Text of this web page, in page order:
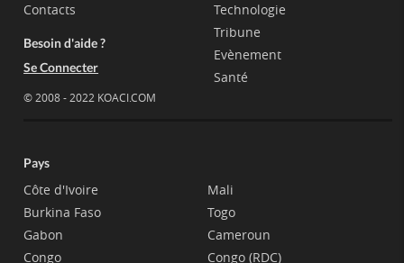
Contacts
Besoin d'aide ?
Se Connecter
© 2008 - 2022 KOACI.COM
Technologie
Tribune
Evènement
Santé
Pays
Côte d'Ivoire
Burkina Faso
Gabon
Congo
Mali
Togo
Cameroun
Congo (RDC)